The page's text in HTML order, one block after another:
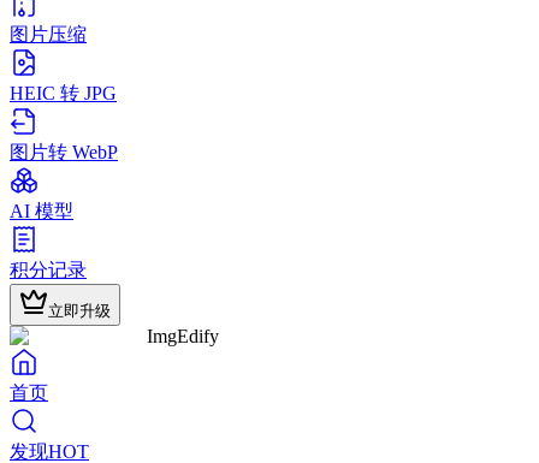
图片压缩
HEIC 转 JPG
图片转 WebP
AI 模型
积分记录
立即升级
ImgEdify
首页
发现HOT